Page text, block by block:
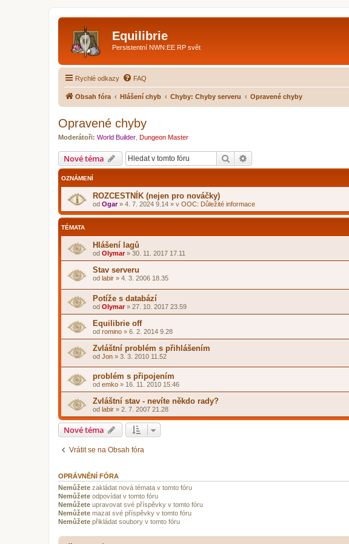
Equilibrie
Persistentní NWN:EE RP svět
Rychlé odkazy FAQ
Obsah fóra Hlášení chyb Chyby: Chyby serveru Opravené chyby
Opravené chyby
Moderátoři: World Builder Dungeon Master
Nové téma Hledat
OZNÁMENÍ
ROZCESTNÍK (nejen pro nováčky)
od Ogar» 4. 7. 2024 9.14 » v OOC: Důležité informace
TÉMATA
Hlášení lagů
od Olymar» 30. 11. 2017 17.11
Stav serveru
od labir » 4. 3. 2006 18.35
Potíže s databází
od Olymar» 27. 10. 2017 23.59
Equilibrie off
od romino » 6. 2. 2014 9.28
Zvláštní problém s přihlášením
od Jon » 3. 3. 2010 11.52
problém s připojením
od emko » 16. 11. 2010 15.46
Zvláštní stav - nevíte někdo rady?
od labir » 2. 7. 2007 21.28
Nové téma
Vrátit se na Obsah fóra
OPRÁVNĚNÍ FÓRA
Nemůžete zakládat nová témata v tomto fóru
Nemůžete odpovídat v tomto fóru
Nemůžete upravovat své příspěvky v tomto fóru
Nemůžete mazat své příspěvky v tomto fóru
Nemůžete přikládat soubory v tomto fóru